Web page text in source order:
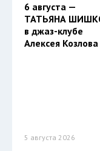
6 августа —
ТАТЬЯНА
в джаз-клубе
Алексея Козлова
5 августа 2026